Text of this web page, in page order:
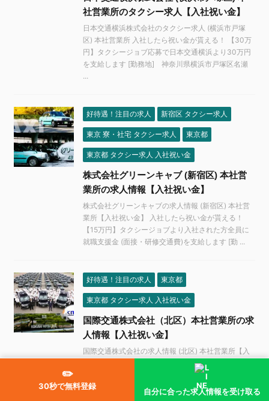
社営業所のタクシー求人【入社祝い金】
日本交通横浜株式会社のタクシー求人 (横浜市戸塚
区) 本社営業所 入社したら祝い金が貰える！ 【30万
円】タクシージョブ応募で日本交通横浜より30万円
を支給します [勤務地] 神奈川県横浜市戸塚区名瀬
...
好待遇！注目の求人 新宿区 タクシー求人
東京 寮・社宅 タクシー求人 東京都
東京都 タクシー求人 入社祝い金
株式会社グリーンキャブ (新宿区) 本社営
業所の求人情報【入社祝い金】
株式会社グリーンキャブの求人情報 (新宿区) 本社営
業所【入社祝い金】 入社したら祝い金が貰える！
【15万円】タクシージョブより入社された方全員に
就職支援金 (面接・研修交通費)を支給します [勤 ...
好待遇！注目の求人 東京都
東京都 タクシー求人 入社祝い金
国際交通株式会社（北区）本社営業所の求
人情報【入社祝い金】
国際交通株式会社の求人情報 (北区) 本社営業所【入
社祝い金】 入社したら祝い金が貰える！ 【20万円】
タクシージョブ応募なら就職支援金 (面接・研修交通
費) 5万円＋国際交通より入社支援金15万円を ...
✏️
30秒で無料登録
自分に合った求人情報を受け取る